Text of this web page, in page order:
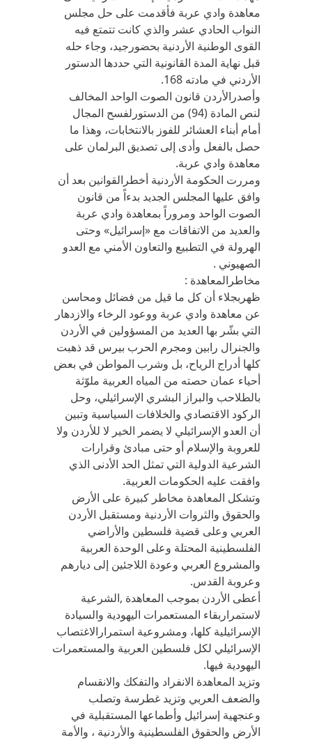
معاهدة وادي عربة فأقدمت على حل مجلس
النواب الحادي عشر والذي كانت تتمتع فيه
القوى الوطنية الأردنية بحضورجيد، وجاء حله
قبل نهاية المدة القانونية التي حددها الدستور
الأردني في مادته 168.
وأصدرالأردن قانون الصوت الواحد المخالف
لنص المادة (94) من الدستورلفسح المجال
أمام أبناء العشائر للفوز بالانتخابات، وهذا ما
حصل بالفعل وأدى إلى تصديق البرلمان على
معاهدة وادي عربة.
ومررت الحكومة الأردنية أخطرالقوانين بعد أن
وافق عليها المجلس الجديد بدءاً من قانون
الصوت الواحد ومروراً بمعاهدة وادي عربة
والعديد من الاتفاقات مع «إسرائيل» وحتى
الهرولة في التطبيع والتعاون الأمني مع العدو
الصهيوني .
مخاطرالمعاهدة :
ظهربجلاء أن كل ما قيل من فضائل ومحاسن
عن معاهدة وادي عربة ووعود الرخاء والازدهار
التي بشّر بها العديد من المسؤولين في الأردن
والجنرال رابين ومجرم الحرب بيرس قد ذهبت
كلها أدراج الرياح، بل وشرب المواطن في بعض
أحياء عمان حصته من المياه العربية ملوّثة
بالطلاحب والبراز البشري الإسرائيلي، وحل
الركود الاقتصادي والخلافات السياسية وتبين
أن العدو الإسرائيلي لا يضمر الخير لا للأردن ولا
للعروبة والإسلام أو حتى مبادئ وقرارات
الشرعية الدولية التي تمثل الحد الأدنى الذي
وافقت عليه الحكومات العربية.
وتشكل المعاهدة مخاطر كبيرة على الأرض
والحقوق والثروات الأردنية ومستقبل الأردن
العربي وعلى قضية فلسطين والأراضي
الفلسطينية المحتلة وعلى الوحدة العربية
والمشروع العربي وعودة اللاجئين إلى ديارهم
وعروبة القدس.
أعطى الأردن بموجب المعاهدة ,الشرعية
لاستمراربقاء المستعمرات اليهودية والسيادة
الإسرائيلية كلها، ومشروعية استمرارالاغتصاب
الإسرائيلي لكل فلسطين العربية والمستعمرات
اليهودية فيها.
وتزيد المعاهدة الانفراد والتفكك والانقسام
والضعف العربي وتزيد غطرسة وتصلب
وعنجهية إسرائيل وأطماعها المستقبلية في
الأرض والحقوق الفلسطينية والأردنية ، والأمة